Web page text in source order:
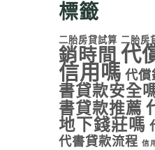
標籤
二胎房貸試算 二胎房
銷時間 代
信用嗎 代償
書貸款安全
書貸款推薦
地下錢莊嗎
代書貸款流程 信